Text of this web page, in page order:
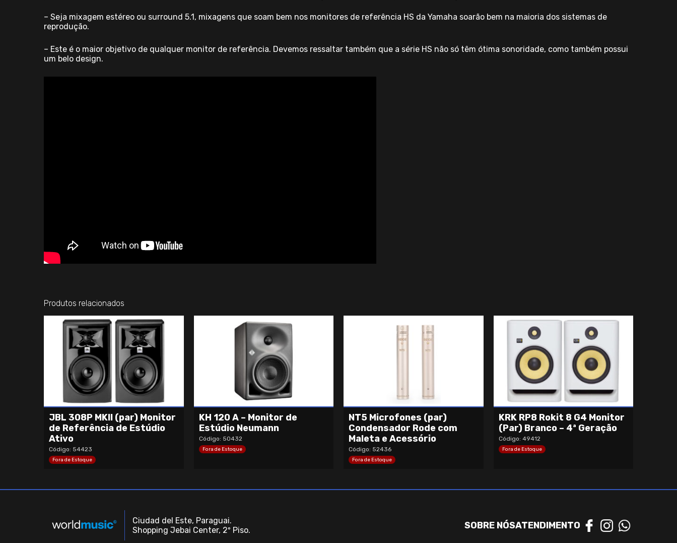
– Seja mixagem estéreo ou surround 5.1, mixagens que soam bem nos monitores de referência HS da Yamaha soarão bem na maioria dos sistemas de
reprodução.
– Este é o maior objetivo de qualquer monitor de referência. Devemos ressaltar também que a série HS não só têm ótima sonoridade, como também possui
um belo design.
Produtos relacionados
JBL 308P MKII (par) Monitor
de Referência de Estúdio
Ativo
Código: 54423
Fora de Estoque
KH 120 A – Monitor de
Estúdio Neumann
Código: 50432
Fora de Estoque
NT5 Microfones (par)
Condensador Rode com
Maleta e Acessório
Código: 52436
Fora de Estoque
KRK RP8 Rokit 8 G4 Monitor
(Par) Branco – 4ª Geração
Código: 49412
Fora de Estoque
Ciudad del Este, Paraguai.
Shopping Jebai Center, 2º Piso.
SOBRE NÓSATENDIMENTO